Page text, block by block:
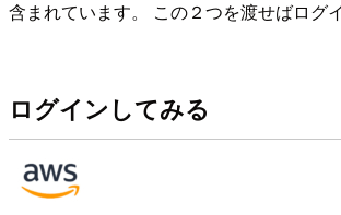
含まれています。 この２つを渡せばログ
ログインしてみる